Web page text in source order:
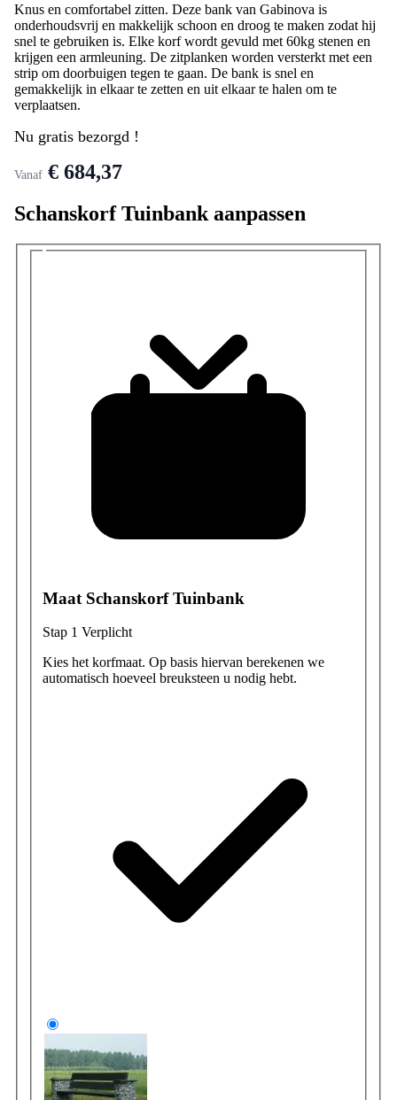
Knus en comfortabel zitten. Deze bank van Gabinova is
onderhoudsvrij en makkelijk schoon en droog te maken zodat hij
snel te gebruiken is. Elke korf wordt gevuld met 60kg stenen en
krijgen een armleuning. De zitplanken worden versterkt met een
strip om doorbuigen tegen te gaan. De bank is snel en
gemakkelijk in elkaar te zetten en uit elkaar te halen om te
verplaatsen.
Nu gratis bezorgd !
Vanaf € 684,37
Schanskorf Tuinbank aanpassen
Maat Schanskorf Tuinbank
Stap 1 Verplicht
Kies het korfmaat. Op basis hiervan berekenen we
automatisch hoeveel breuksteen u nodig hebt.